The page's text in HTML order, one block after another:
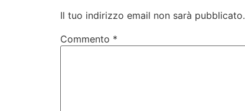
Il tuo indirizzo email non sarà pubblicato.
Commento *